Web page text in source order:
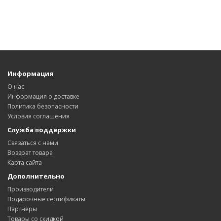
Информация
О нас
Информация о доставке
Политика безопасности
Условия соглашения
Служба поддержки
Связаться с нами
Возврат товара
Карта сайта
Дополнительно
Производители
Подарочные сертификаты
Партнёры
Товары со скидкой